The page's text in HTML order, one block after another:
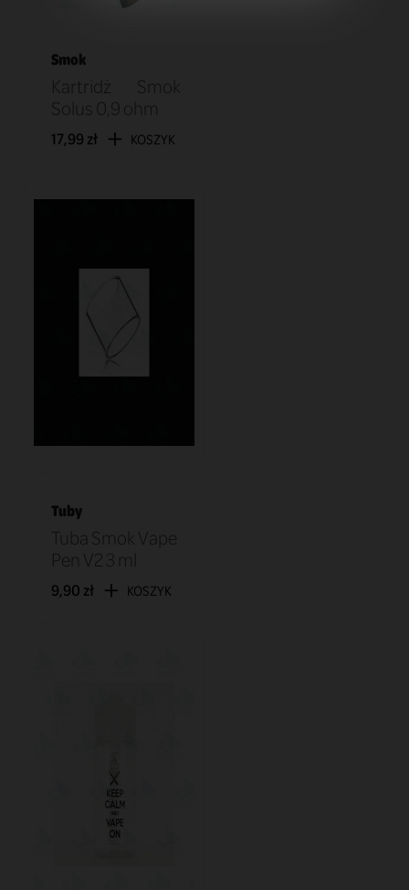
Smok
Kartridż Smok
Solus 0,9 ohm
17,99 zł KOSZYK
Tuby
Tuba Smok Vape
Pen V2 3 ml
9,90 zł KOSZYK